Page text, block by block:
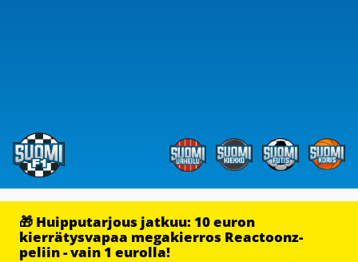
🎁 Huipputarjous jatkuu: 10 euron
kierrätysvapaa megakierros Reactoonz-
peliin - vain 1 eurolla!